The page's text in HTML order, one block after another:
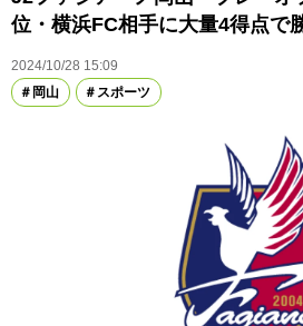
位・横浜FC相手に大量4得点で
2024/10/28 15:09
岡山
スポーツ